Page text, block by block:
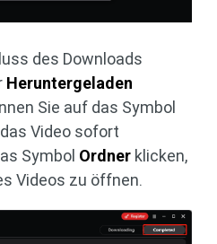
des Downloads
Heruntergeladen
Sie auf das Symbol
Video sofort
Symbol Ordner klicken,
Videos zu öffnen.